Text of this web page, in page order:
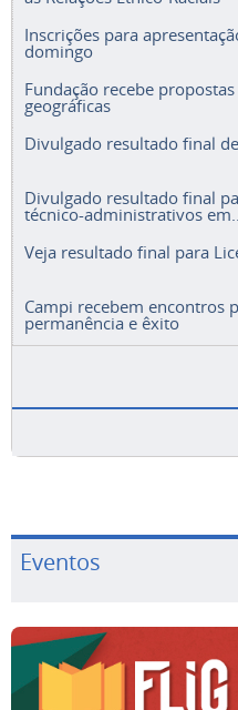
Inscrições para
domingo
Fundação recebe
geográficas
Divulgado resultado final
Divulgado resultado final
técnico-administrativos
Veja resultado final para
Campi recebem encontros
permanência e êxito
Eventos